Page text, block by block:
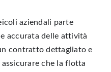
aziendali parte
accurata delle attività
contratto dettagliato e
che la flotta